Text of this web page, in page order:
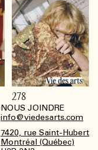
NOUS JOINDRE
info@viedesarts.com
7420, rue Saint-Hubert
Montréal (Québec)
278